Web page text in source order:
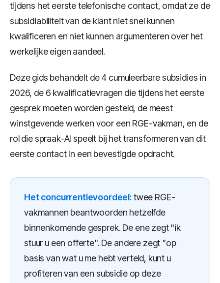
tijdens het eerste telefonische contact, omdat ze de
subsidiabiliteit van de klant niet snel kunnen
kwalificeren en niet kunnen argumenteren over het
werkelijke eigen aandeel.
Deze gids behandelt de 4 cumuleerbare subsidies in
2026, de 6 kwalificatievragen die tijdens het eerste
gesprek moeten worden gesteld, de meest
winstgevende werken voor een RGE-vakman, en de
rol die spraak-AI speelt bij het transformeren van dit
eerste contact in een bevestigde opdracht.
Het concurrentievoordeel:twee RGE-
vakmannen beantwoorden hetzelfde
binnenkomende gesprek. De ene zegt "ik
stuur u een offerte". De andere zegt "op
basis van wat u me hebt verteld, kunt u
profiteren van een subsidie op deze